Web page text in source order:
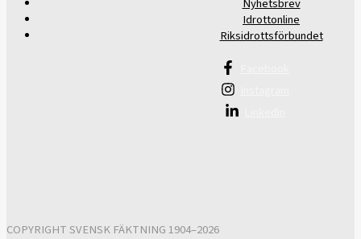
Nyhetsbrev
Idrottonline
Riksidrottsförbundet
COPYRIGHT SVENSK FÄKTNING 1904–2026